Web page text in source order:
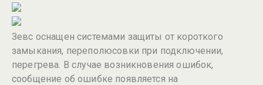
Зевс оснащен системами защиты от короткого
замыкания, переполюсовки при подключении,
перегрева. В случае возникновения ошибок,
сообщение об ошибке появляется на